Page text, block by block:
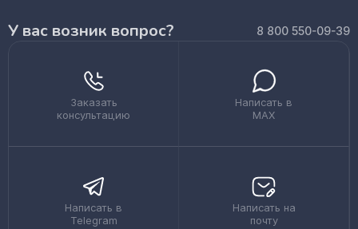
У вас возник вопрос? 8 800 550-09-39
Заказать
консультацию
Написать в
MAX
Написать в
Telegram
Написать на
почту